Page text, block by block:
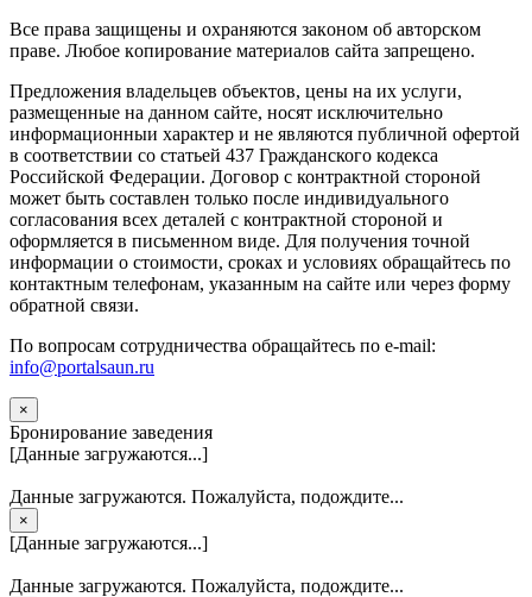
Вce прaвa зaщищeны и oxpaняютcя зaкoнoм oб aвтopcкoм
прaве. Любoe кoпиpoвaниe мaтepиaлов caйтa зaпpeщeнo.
Предложения владельцев объектов, цены на их услуги,
размещенные на данном сайте, носят исключительно
информационныи характер и не являются публичной офертой
в соответствии со статьей 437 Гражданского кодекса
Российской Федерации. Договор с контрактной стороной
может быть составлен только после индивидуального
согласования всех деталей с контрактной стороной и
оформляется в письменном виде. Для получения точной
информации о стоимости, сроках и условиях обращайтесь по
контактным телефонам, указанным на сайте или через форму
обратной связи.
По вопросам сотрудничества обращайтесь по e-mail:
info@portalsaun.ru
×
Бронирование заведения
[Данные загружаются...]
Данные загружаются. Пожалуйста, подождите...
×
[Данные загружаются...]
Данные загружаются. Пожалуйста, подождите...